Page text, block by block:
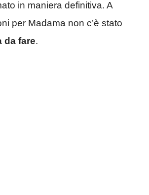
in maniera definitiva. A
per Madama non c’è stato
da fare.